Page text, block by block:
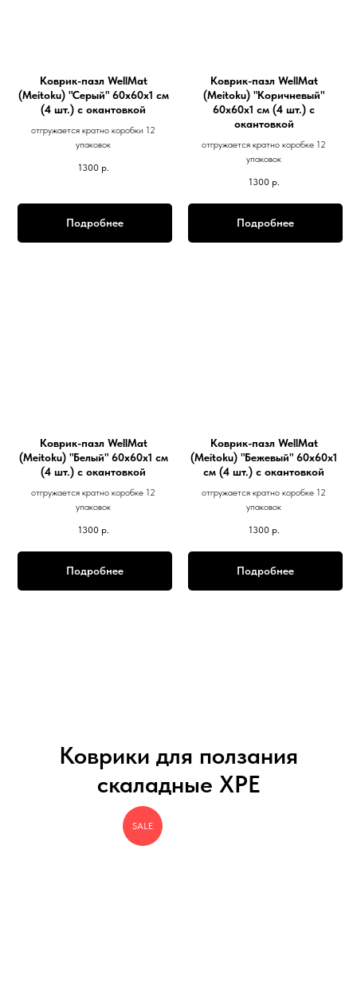
Коврик-пазл WellMat
(Meitoku) "Серый" 60x60x1 см
(4 шт.) с окантовкой
отгружается кратно коробки 12
упаковок
1300 р.
Подробнее
Коврик-пазл WellMat
(Meitoku) "Коричневый"
60x60x1 см (4 шт.) с
окантовкой
отгружается кратно коробке 12
упаковок
1300 р.
Подробнее
Коврик-пазл WellMat
(Meitoku) "Белый" 60x60x1 см
(4 шт.) с окантовкой
отгружается кратно коробке 12
упаковок
1300 р.
Подробнее
Коврик-пазл WellMat
(Meitoku) "Бежевый" 60x60x1
см (4 шт.) с окантовкой
отгружается кратно коробке 12
упаковок
1300 р.
Подробнее
Коврики для ползания
скаладные XPE
SALE